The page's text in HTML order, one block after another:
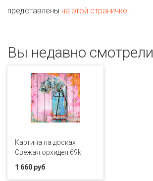
представлены на этой страничке.
Вы недавно смотрели
Картина на досках
Свежая орхидея 69k
1 660 руб